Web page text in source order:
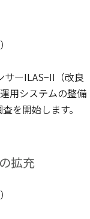
ーILAS−II（改良
用システムの整備
を開始します。
拡充